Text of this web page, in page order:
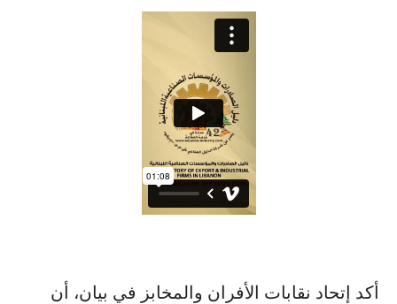
أكد إتحاد نقابات الأفران والمخابز في بيان، أن